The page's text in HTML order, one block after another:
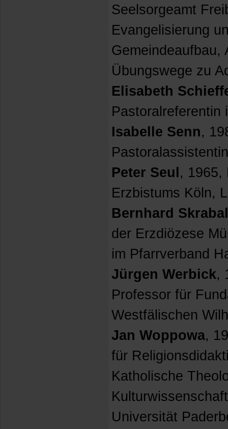
Seelsorgeamt
Evangelisierung
Gemeindeaufbau,
Übungswege zu
Elisabeth
Pastoralreferentin
Isabelle Senn,
Peter Seul , 1965,
Erzbistums Köln,
Bernhard Skrabal
der Erzdiözese
im Pfarrverband
Jürgen Werbick,
Professor für
Westfälischen
Jan Woppowa,
für
Katholische
Universität